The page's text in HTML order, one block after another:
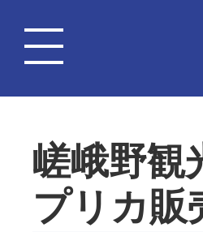
嵯峨野
プリカ販